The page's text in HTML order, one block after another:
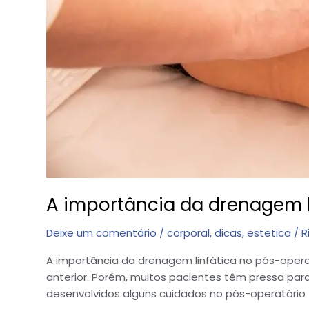
A importância da
Deixe um comentário / corporal,dicas,estetica /
A importância da drenagem linfática no pós-
anterior. Porém, muitos pacientes têm pressa
desenvolvidos alguns cuidados no pós-operatório